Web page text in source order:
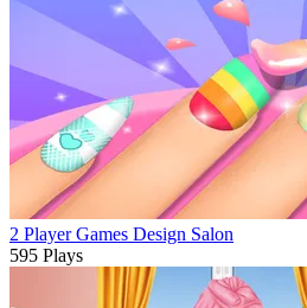
2 Player Games Design Salon
595 Plays